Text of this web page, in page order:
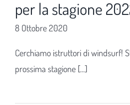
per la stagione
8 Ottobre 2020
Cerchiamo istruttori di windsurf!
prossima stagione [...]